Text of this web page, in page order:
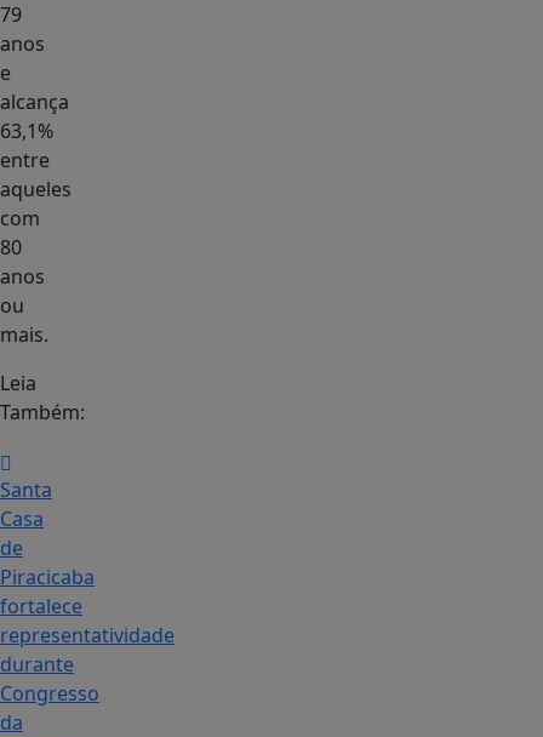
79
anos
e
alcança
63,1%
entre
aqueles
com
80
anos
ou
mais.
Leia
Também:
Santa
Casa
de
Piracicaba
fortalece
representatividade
durante
Congresso
da